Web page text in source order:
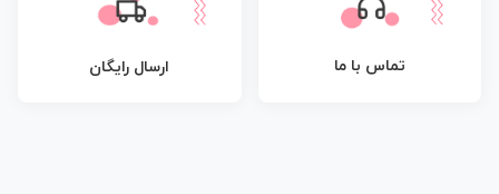
تماس با ما ارسال رایگان